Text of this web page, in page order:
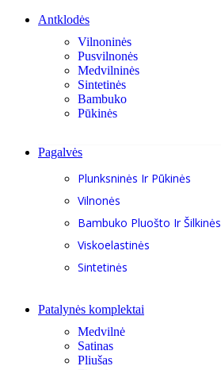
Antklodės
Vilnoninės
Pusvilnonės
Medvilninės
Sintetinės
Bambuko
Pūkinės
Pagalvės
Plunksninės Ir Pūkinės
Vilnonės
Bambuko Pluošto Ir Šilkinės
Viskoelastinės
Sintetinės
Patalynės komplektai
Medvilnė
Satinas
Pliušas